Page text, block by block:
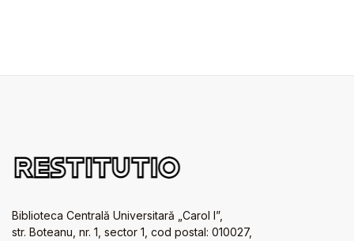
Biblioteca Centrală Universitară „Carol I”,
str. Boteanu, nr. 1, sector 1, cod postal: 010027,